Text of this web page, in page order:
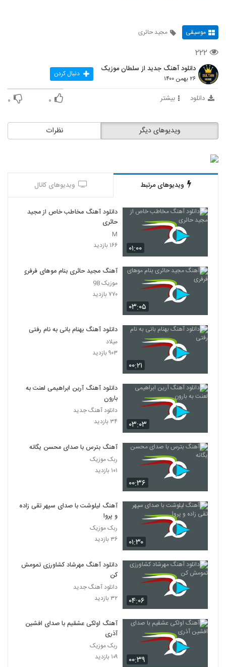
موسیقی مجید حائری
۲۲۲
دانلود آهنگ جدید از سلطان موزیک
۲۶ بهمن ۱۴۰۰ دنبال کردن
دانلود بیشتر ۰ ۰
نظرات ویدیوهای دیگر
ویدیوهای مرتبط ویدیوهای کانال
۰۱:۰۰
دانلود آهنگ مخاطب خاص از مجید
حائری
M
۱۶۶ بازدید
۰۳:۰۵
آهنگ مجید حائری بنام موهای فرفری
موزیک 98
۷۷۰ بازدید
۰۰:۲۱
دانلود آهنگ بهنام بانی به نام رفتی
میلاد
۹۰۳ بازدید
۰۳:۰۳
دانلود آهنگ آرین ابراهیمی لعنت به
بارون
دانلود آهنگ جدید
۳۴ بازدید
۰۰:۳۶
آهنگ بترس با صدای محسن یگانه
ربک موزیک
۱۰۱ بازدید
۰۱:۳۰
آهنگ لیلوشت با صدای سپهر تقی زاده
و پروا
ربک موزیک
۳۶ بازدید
۰۴:۰۶
دانلود آهنگ مهرشاد کشاورزی تمومش
کن
دانلود آهنگ جدید
۳۲ بازدید
۰۰:۳۹
آهنگ اولکی عشقیم با صدای افشین
آذری
ربک موزیک
۱۰۹ بازدید